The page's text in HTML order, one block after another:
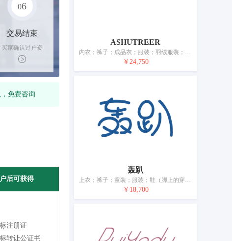
06
交易结束
买家确认过户资
料后，平台解冻
资金支付卖家
免费咨询
后可获得
注册证
转让公证书
ASHUTREER
内衣；裤子；成品衣；服装；羽绒服装；童装；鞋；帽；袜；婚纱
￥24,750
轰趴
上衣；裤子；童装；服装；鞋（脚上的穿着物）；帽子（头戴）；袜；手套（服装）；围巾
￥18,700